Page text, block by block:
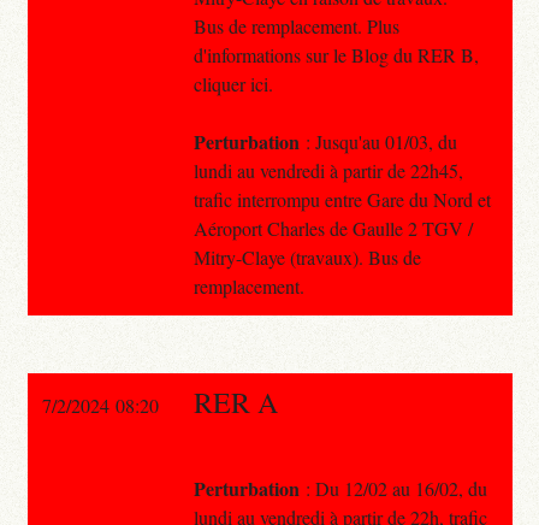
Bus de remplacement. Plus
d'informations sur le Blog du RER B,
cliquer ici.
Perturbation : Jusqu'au 01/03, du
lundi au vendredi à partir de 22h45,
trafic interrompu entre Gare du Nord et
Aéroport Charles de Gaulle 2 TGV /
Mitry-Claye (travaux). Bus de
remplacement.
7/2/2024 08:20 RER A
Perturbation : Du 12/02 au 16/02, du
lundi au vendredi à partir de 22h, trafic